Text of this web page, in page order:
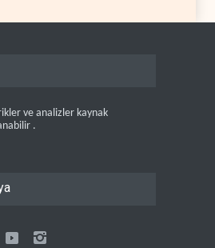
ve analizler kaynak
.